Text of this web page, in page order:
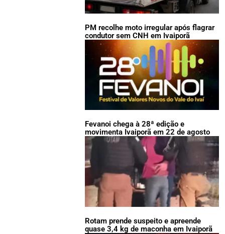
PM recolhe moto irregular após flagrar
condutor sem CNH em Ivaiporã
Fevanoi chega à 28ª edição e
movimenta Ivaiporã em 22 de agosto
Rotam prende suspeito e apreende
quase 3,4 kg de maconha em Ivaiporã